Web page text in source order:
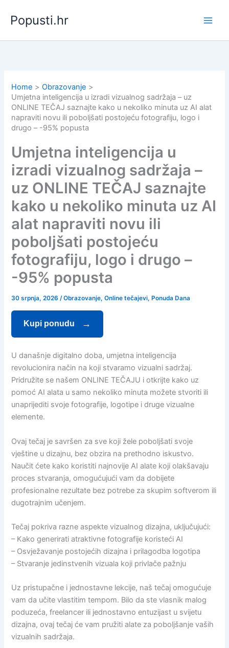
content
Popusti.hr
Home
Obrazovanje
Umjetna inteligencija u izradi vizualnog sadržaja – uz
ONLINE TEČAJ saznajte kako u nekoliko minuta uz AI alat
napraviti novu ili poboljšati postojeću fotografiju, logo i
drugo – -95% popusta
Umjetna inteligencija u
izradi vizualnog sadržaja –
uz ONLINE TEČAJ saznajte
kako u nekoliko minuta uz AI
alat napraviti novu ili
poboljšati postojeću
fotografiju, logo i drugo –
-95% popusta
30 srpnja, 2026/Obrazovanje,Online tečajevi, Ponuda Dana
Kupi ponudu
U današnje digitalno doba, umjetna inteligencija
revolucionira način na koji stvaramo vizualni sadržaj.
Pridružite se našem ONLINE TEČAJU i otkrijte kako uz
pomoć AI alata u samo nekoliko minuta možete stvoriti ili
unaprijediti svoje fotografije, logotipe i druge vizualne
elemente.
Ovaj tečaj je savršen za sve koji žele poboljšati svoje
vještine u dizajnu, bez obzira na prethodno iskustvo.
Naučit ćete kako koristiti najnovije AI alate koji olakšavaju
proces stvaranja, omogućujući vam da dobijete
profesionalne rezultate bez potrebe za skupim softverom ili
dugotrajnim učenjem.
Tečaj pokriva razne aspekte vizualnog dizajna, uključujući:
– Kako generirati atraktivne fotografije koristeći AI
– Osvježavanje postojećih dizajna i prilagodba logotipa
– Stvaranje jedinstvenih vizuala koji privlače pažnju
Uz pristupačne i jednostavne lekcije, naš tečaj omogućuje
vam da učite vlastitim tempom. Bilo da ste vlasnik malog
poduzeća, freelancer ili jednostavno entuzijast u svijetu
dizajna, ovaj tečaj će vam pružiti alate za poboljšanje vaših
vizualnih sadržaja.